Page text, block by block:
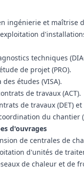
ingénierie et
techniques
de projet (PRO).
des études (VISA).
de travaux (ACT).
de travaux (DET)
du chantier
d'ouvrages
de centrales de
d'unités de
de chaleur et de